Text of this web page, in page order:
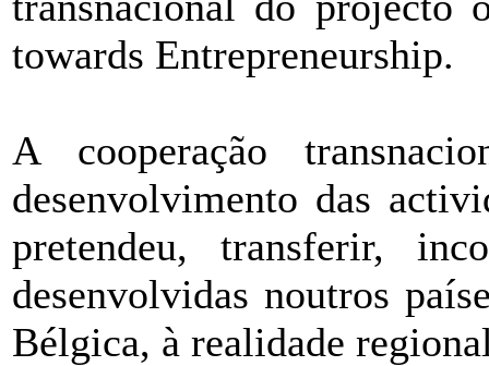
towards Entrepreneurship.
A cooperação
desenvolvimento das
pretendeu, transferir,
desenvolvidas noutros
Bélgica, à realidade